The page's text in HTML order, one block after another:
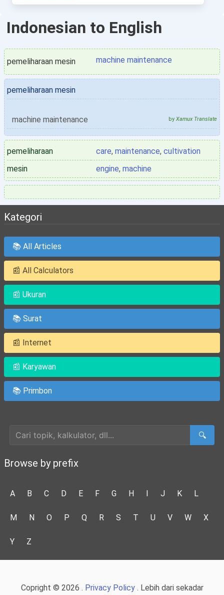
Indonesian to English
pemeliharaan mesin machine maintenance
pemeliharaan mesin
machine maintenance by Xamux Translate
pemeliharaan care, maintenance, cultivation
mesin
engine, machine
Kategori
📚 All Articles
📰 All Calculators
📰 Ukuran
📚 Surat
📰 Internet
📰 Karyawan
📚 Primbon
🔍
Browse by prefix
A B C D E F G H I J K L
M N O P Q R S T U V W X
Y Z
Copright © 2026 . Privacy Policy. Lebih dari sekadar